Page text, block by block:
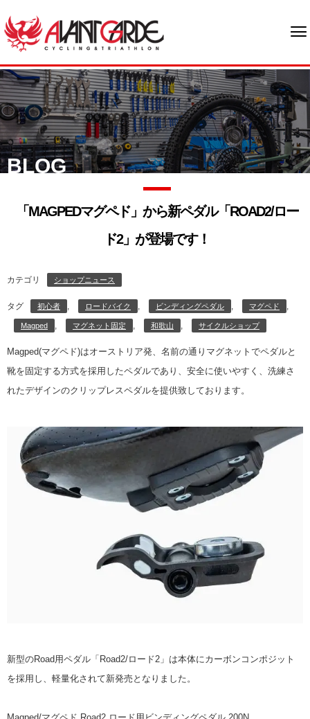
BLOG
「MAGPEDマグペド」から新ペダル「ROAD2/ロー
ド2」が登場です！
カテゴリ ショップニュース
タグ 初心者 , ロードバイク , ビンディングペダル , マグペド ,
Magped , マグネット固定 , 和歌山 , サイクルショップ
Magped(マグペド)はオーストリア発、名前の通りマグネットでペダルと
靴を固定する方式を採用したペダルであり、安全に使いやすく、洗練さ
れたデザインのクリップレスペダルを提供致しております。
新型のRoad用ペダル「Road2/ロード2」は本体にカーボンコンポジット
を採用し、軽量化されて新発売となりました。